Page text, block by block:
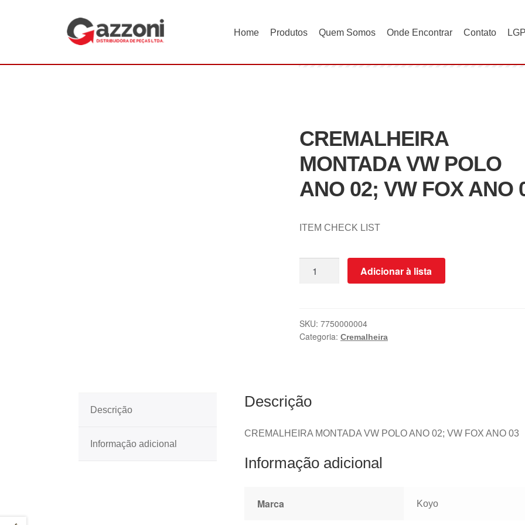
Home Produtos Quem Somos Onde Encontrar Contato
CREMALHEIRA
MONTADA VW POLO
ANO 02; VW FOX ANO
ITEM CHECK LIST
Adicionar à lista
SKU: 7750000004
Categoria: Cremalheira
Descrição
Informação adicional
Descrição
CREMALHEIRA MONTADA VW POLO ANO 02; VW FOX ANO 03
Informação adicional
Marca Koyo